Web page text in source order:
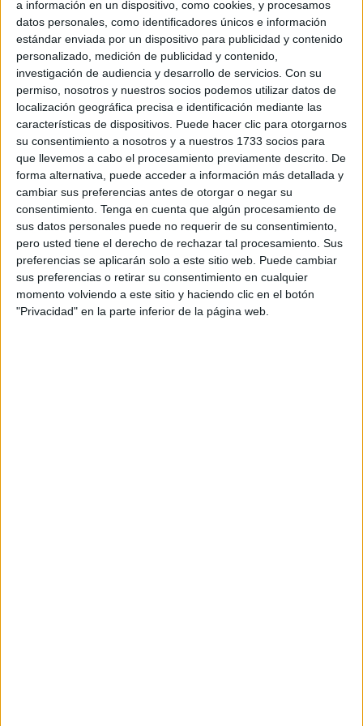
a información en un dispositivo, como cookies, y procesamos
datos personales, como identificadores únicos e información
estándar enviada por un dispositivo para publicidad y contenido
personalizado, medición de publicidad y contenido,
investigación de audiencia y desarrollo de servicios. Con su
permiso, nosotros y nuestros socios podemos utilizar datos de
localización geográfica precisa e identificación mediante las
características de dispositivos. Puede hacer clic para otorgarnos
su consentimiento a nosotros y a nuestros 1733 socios para
que llevemos a cabo el procesamiento previamente descrito. De
forma alternativa, puede acceder a información más detallada y
cambiar sus preferencias antes de otorgar o negar su
consentimiento. Tenga en cuenta que algún procesamiento de
sus datos personales puede no requerir de su consentimiento,
pero usted tiene el derecho de rechazar tal procesamiento. Sus
preferencias se aplicarán solo a este sitio web. Puede cambiar
sus preferencias o retirar su consentimiento en cualquier
momento volviendo a este sitio y haciendo clic en el botón
"Privacidad" en la parte inferior de la página web.
directora del centro escolar, Pilar Tendero.
Para los maestros estos talleres son fundamentales para
sembrar en los alumnos la semilla de la igualdad. “Son
muy positivos porque los niños están motivados y se les
enseñan muchos valores”, apunta Beatriz García, maestra
de 4º de Primaria.
“A los alumnos hay que enseñarles la corresponsabilidad,
que las tareas las tienen que hacer hombres y mujeres.
Hoy en día cada vez se ve más la igualdad, porque antes
era algo como muy lejano”, señala Nora Mohamed,
maestra de 3º de Primaria.
Otro de los talleres ha abordado las profesiones que,
generalmente, han sido ejercidas por hombres y ahora
también por mujeres. A través de un video, se han
presentado los trabajos desarrollados por mujeres al que